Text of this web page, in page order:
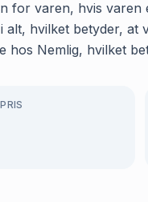
for varen, hvis
hvilket betyder,
Nemlig, hvilket